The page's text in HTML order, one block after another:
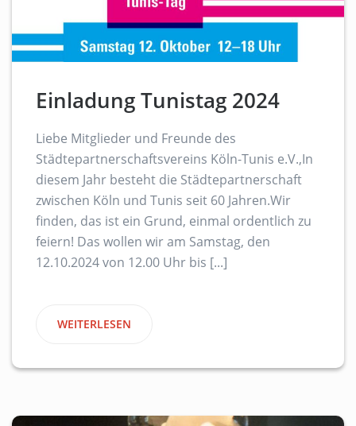
Einladung Tunistag 2024
Liebe Mitglieder und Freunde des
Städtepartnerschaftsvereins Köln-Tunis e.V.,In
diesem Jahr besteht die Städtepartnerschaft
zwischen Köln und Tunis seit 60 Jahren.Wir
finden, das ist ein Grund, einmal ordentlich zu
feiern! Das wollen wir am Samstag, den
12.10.2024 von 12.00 Uhr bis [...]
WEITERLESEN